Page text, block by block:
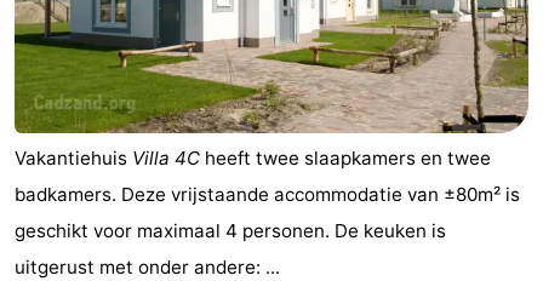
Vakantiehuis Villa 4C heeft twee slaapkamers en twee
badkamers. Deze vrijstaande accommodatie van ±80m² is
geschikt voor maximaal 4 personen. De keuken is
uitgerust met onder andere: ...